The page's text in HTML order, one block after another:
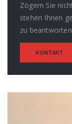
Zögern Sie
stehen Ihnen
zu
KONTAKT